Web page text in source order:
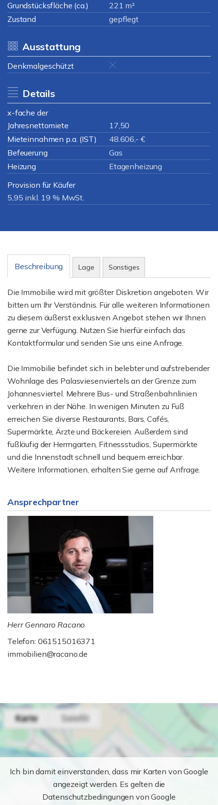
Grundstücksfläche (ca.)
221 m²
Zustand
gepflegt
Ausstattung
Denkmalgeschützt
Details
x-fache der
Jahresnettomiete
17,50
Mieteinnahmen p.a. (IST)
48.606,- €
Befeuerung
Gas
Heizung
Etagenheizung
Provision für Käufer
5,95 inkl. 19 % MwSt.
Beschreibung Lage Sonstiges
Die Immobilie wird mit größter Diskretion angeboten. Wir
bitten um Ihr Verständnis. Für alle weiteren Informationen
zu diesem äußerst exklusiven Angebot stehen wir Ihnen
gerne zur Verfügung. Nutzen Sie hierfür einfach das
Kontaktformular und senden Sie uns eine Anfrage.
Die Immobilie befindet sich in belebter und aufstrebender
Wohnlage des Palasviesenviertels an der Grenze zum
Johannesviertel. Mehrere Bus- und Straßenbahnlinien
verkehren in der Nähe. In wenigen Minuten zu Fuß
erreichen Sie diverse Restaurants, Bars, Cafés,
Supermärkte, Ärzte und Bäckereien. Außerdem sind
fußläufig der Herrngarten, Fitnessstudios, Supermärkte
und die Innenstadt schnell und bequem erreichbar.
Weitere Informationen, erhalten Sie gerne auf Anfrage.
Ansprechpartner
Herr Gennaro Racano
Telefon: 061515016371
immobilien@racano.de
Ich bin damit einverstanden, dass mir Karten von Google
angezeigt werden. Es gelten die
Datenschutzbedingungen von Google